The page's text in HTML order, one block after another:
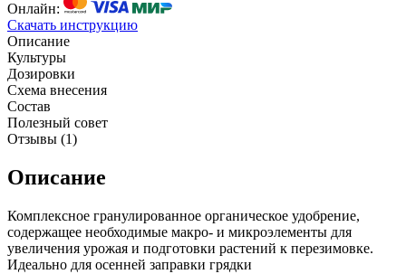
Онлайн:
Скачать инструкцию
Описание
Культуры
Дозировки
Схема внесения
Состав
Полезный совет
Отзывы (1)
Описание
Комплексное гранулированное органическое удобрение,
содержащее необходимые макро- и микроэлементы для
увеличения урожая и подготовки растений к перезимовке.
Идеально для осенней заправки грядки